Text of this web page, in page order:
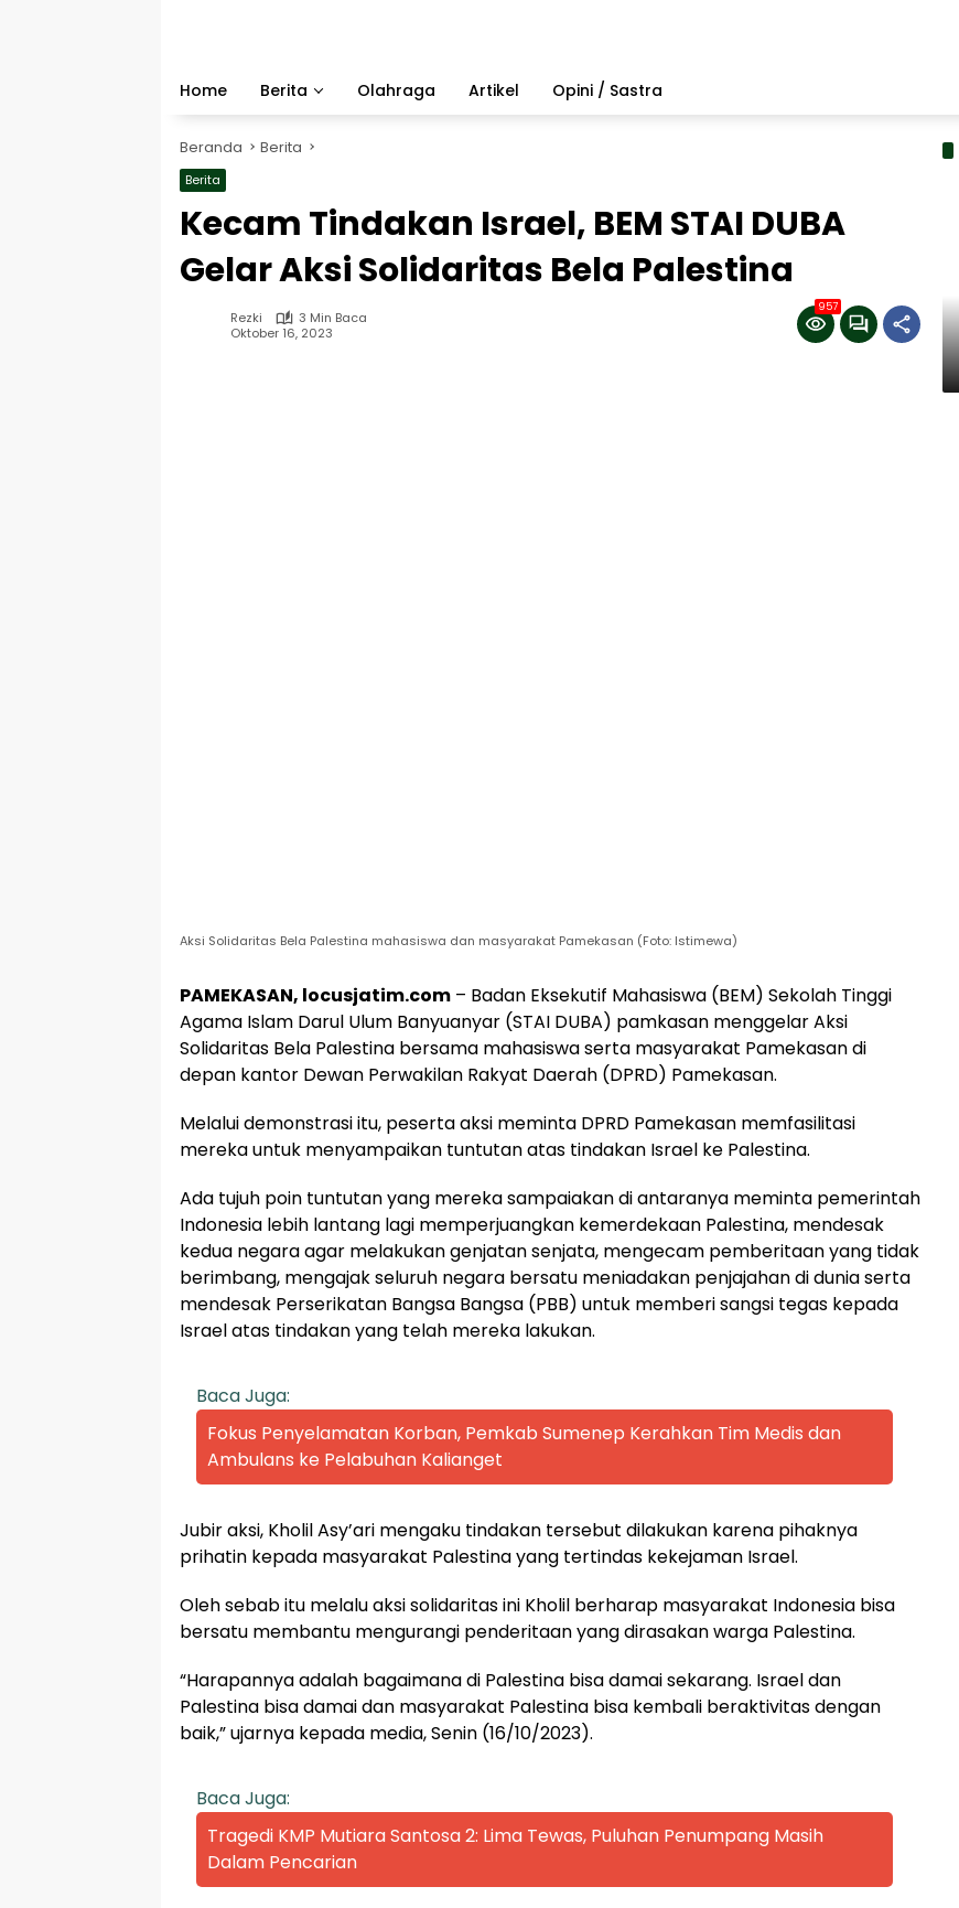
Home
Berita Olahraga Artikel Opini / Sastra
Beranda Berita
Berita
Kecam Tindakan Israel, BEM STAI DUBA
Gelar Aksi Solidaritas Bela Palestina
Rezki
3 Min Baca
Oktober 16, 2023
957
Aksi Solidaritas Bela Palestina mahasiswa dan masyarakat Pamekasan (Foto: Istimewa)
PAMEKASAN, locusjatim.com – Badan Eksekutif Mahasiswa (BEM) Sekolah Tinggi
Agama Islam Darul Ulum Banyuanyar (STAI DUBA) pamkasan menggelar Aksi
Solidaritas Bela Palestina bersama mahasiswa serta masyarakat Pamekasan di
depan kantor Dewan Perwakilan Rakyat Daerah (DPRD) Pamekasan.
Melalui demonstrasi itu, peserta aksi meminta DPRD Pamekasan memfasilitasi
mereka untuk menyampaikan tuntutan atas tindakan Israel ke Palestina.
Ada tujuh poin tuntutan yang mereka sampaiakan di antaranya meminta pemerintah
Indonesia lebih lantang lagi memperjuangkan kemerdekaan Palestina, mendesak
kedua negara agar melakukan genjatan senjata, mengecam pemberitaan yang tidak
berimbang, mengajak seluruh negara bersatu meniadakan penjajahan di dunia serta
mendesak Perserikatan Bangsa Bangsa (PBB) untuk memberi sangsi tegas kepada
Israel atas tindakan yang telah mereka lakukan.
Baca Juga:
Fokus Penyelamatan Korban, Pemkab Sumenep Kerahkan Tim Medis dan
Ambulans ke Pelabuhan Kalianget
Jubir aksi, Kholil Asy’ari mengaku tindakan tersebut dilakukan karena pihaknya
prihatin kepada masyarakat Palestina yang tertindas kekejaman Israel.
Oleh sebab itu melalu aksi solidaritas ini Kholil berharap masyarakat Indonesia bisa
bersatu membantu mengurangi penderitaan yang dirasakan warga Palestina.
“Harapannya adalah bagaimana di Palestina bisa damai sekarang. Israel dan
Palestina bisa damai dan masyarakat Palestina bisa kembali beraktivitas dengan
baik,” ujarnya kepada media, Senin (16/10/2023).
Baca Juga:
Tragedi KMP Mutiara Santosa 2: Lima Tewas, Puluhan Penumpang Masih
Dalam Pencarian